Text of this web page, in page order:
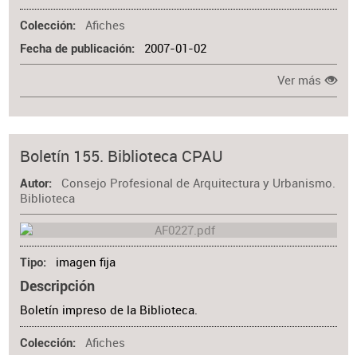
Colección Afiches
Fecha de publicación 2007-01-02
Ver más
Boletín 155. Biblioteca CPAU
Autor
Consejo Profesional de Arquitectura y Urbanismo.
Biblioteca
Tipo imagen fija
Descripción
Boletín impreso de la Biblioteca.
Colección Afiches